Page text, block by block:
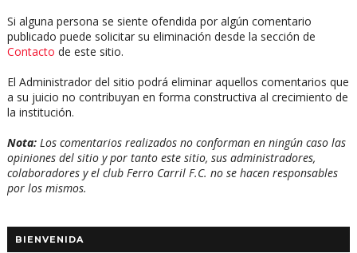
Si alguna persona se siente ofendida por algún comentario
publicado puede solicitar su eliminación desde la sección de
Contacto de este sitio.
El Administrador del sitio podrá eliminar aquellos comentarios que
a su juicio no contribuyan en forma constructiva al crecimiento de
la institución.
Nota:Los comentarios realizados no conforman en ningún caso las
opiniones del sitio y por tanto este sitio, sus administradores,
colaboradores y el club Ferro Carril F.C. no se hacen responsables
por los mismos.
BIENVENIDA